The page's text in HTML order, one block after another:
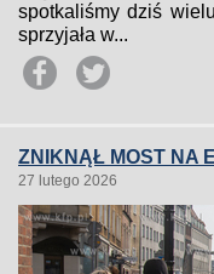
spotkaliśmy dziś
sprzyjała w...
ZNIKNĄŁ MOST NA
27 lutego 2026